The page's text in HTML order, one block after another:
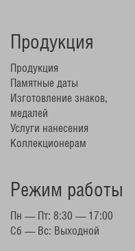
Продукция
Продукция
Памятные даты
Изготовление знаков,
медалей
Услуги нанесения
Коллекционерам
Режим работы
Пн — Пт: 8:30 — 17:00
Сб — Вс: Выходной